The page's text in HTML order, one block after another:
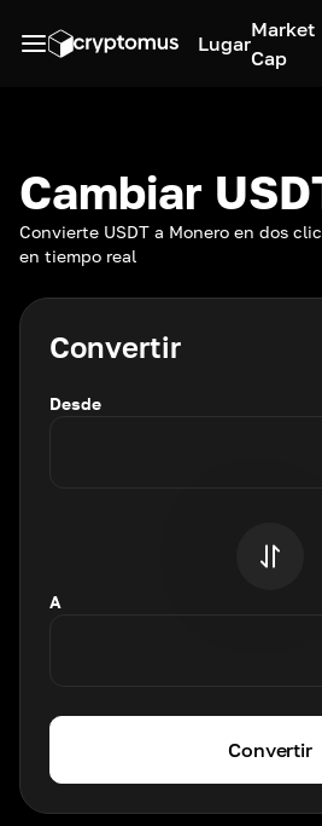
Lugar
Market
Cap
Cambiar
Convierte USDT a Monero en dos
en tiempo real
Convertir
Desde
A
Convertir